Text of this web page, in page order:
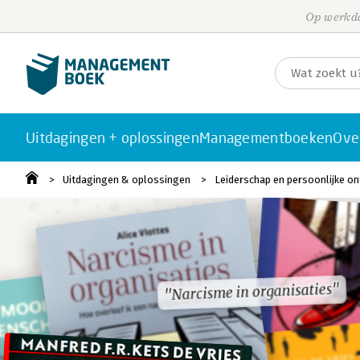
Op
Uitdagingen + oplossingenManagementboeken
Uitdagingen & oplossingen Leiderschap en persoonlijke
"Narcisme in organisaties"
"Narcisme in organisaties"